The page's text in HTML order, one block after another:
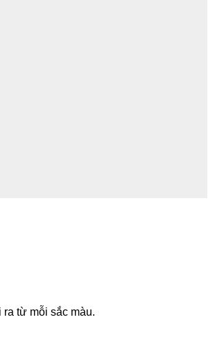
từ mỗi sắc màu.